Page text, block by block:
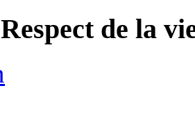
Respect de la